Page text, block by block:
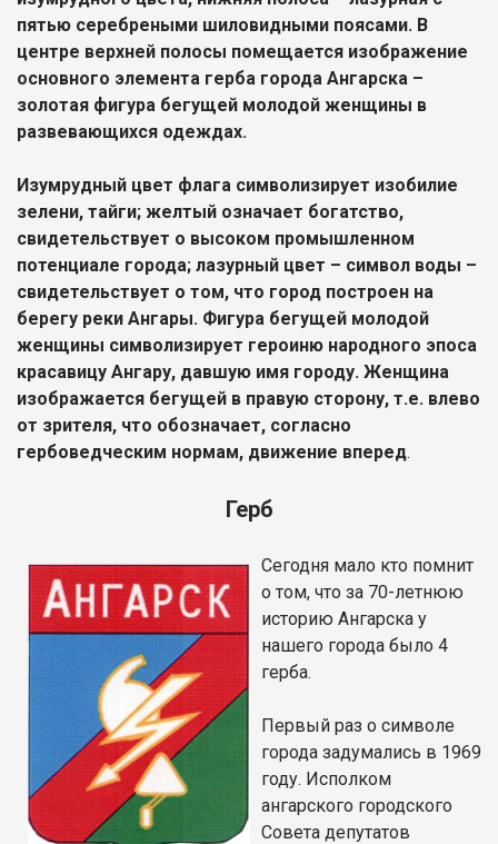
пятью серебреными шиловидными поясами. В
центре верхней полосы помещается изображение
основного элемента герба города Ангарска –
золотая фигура бегущей молодой женщины в
развевающихся одеждах.
Изумрудный цвет флага символизирует изобилие
зелени, тайги; желтый означает богатство,
свидетельствует о высоком промышленном
потенциале города; лазурный цвет – символ воды –
свидетельствует о том, что город построен на
берегу реки Ангары. Фигура бегущей молодой
женщины символизирует героиню народного эпоса
красавицу Ангару, давшую имя городу. Женщина
изображается бегущей в правую сторону, т.е. влево
от зрителя, что обозначает, согласно
гербоведческим нормам, движение вперед.
Герб
Сегодня мало кто помнит
о том, что за 70-летнюю
историю Ангарска у
нашего города было 4
герба.
Первый раз о символе
города задумались в 1969
году. Исполком
ангарского городского
Совета депутатов